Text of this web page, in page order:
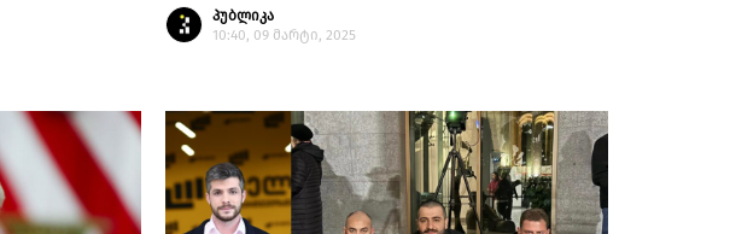
პუბლიკა
10:40, 09 მარტი, 2025